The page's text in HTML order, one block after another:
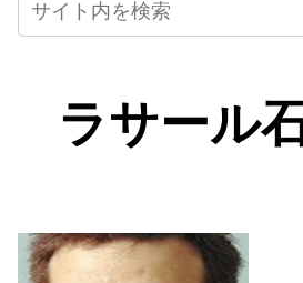
ラサール